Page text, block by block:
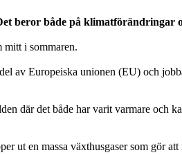
beror både på klimatförändringar
mitt i sommaren.
av Europeiska unionen (EU) och
där det både har varit varmare och
ut en massa växthusgaser som gör